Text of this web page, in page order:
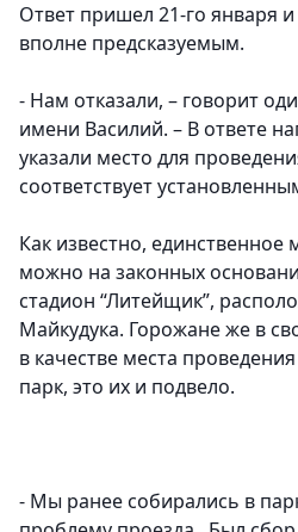
Ответ пришел 21-го января
вполне предсказуемым.
- Нам отказали, – говорит
имени Василий. – В ответе
указали место для
соответствует
Как известно, единственное
можно на законных
стадион “Литейщик”,
Майкудука. Горожане же в
в качестве места
парк, это их и подвело.
- Мы ранее собирались в